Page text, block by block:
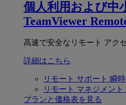
個人利用および中
TeamViewer
高速で安全なリモート アク
詳細はこちら
リモート サポート 瞬
リモート マネジメント
プランと価格表を見る